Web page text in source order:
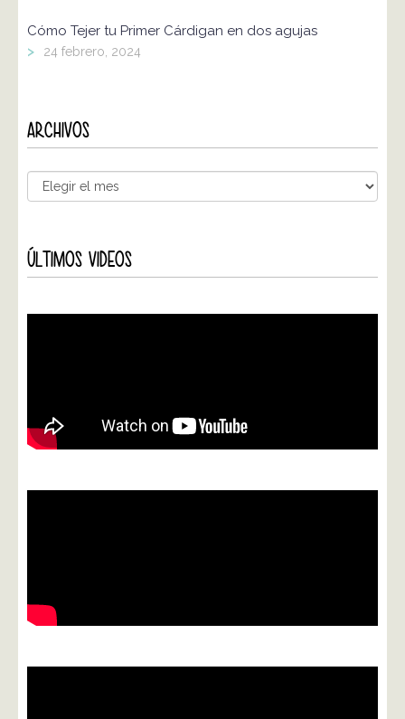
Cómo Tejer tu Primer Cárdigan en dos agujas
> 24 febrero, 2024
ARCHIVOS
ÚLTIMOS VIDEOS